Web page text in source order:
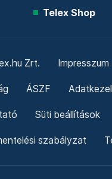
Telex Shop
Zrt. Impresszum
ÁSZF
Süti beállítások
szabályzat